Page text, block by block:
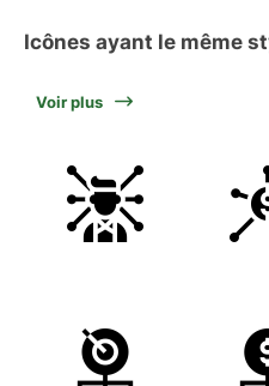
Icônes ayant le même
Voir plus